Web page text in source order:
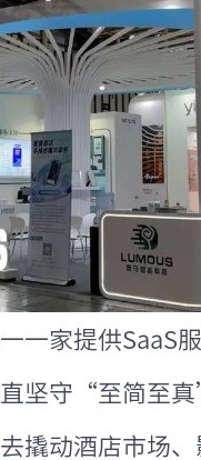
一家提供SaaS
坚守“至简至
撬动酒店市场